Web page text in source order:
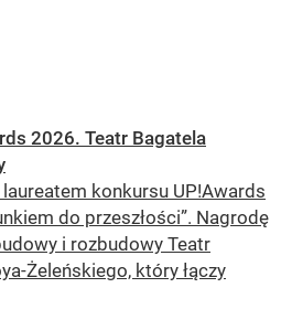
2026. Teatr Bagatela
konkursu UP!Awards
do przeszłości”. Nagrodę
i rozbudowy Teatr
Żeleńskiego, który łączy